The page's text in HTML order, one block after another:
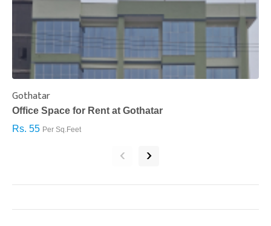
Gothatar
Office Space for Rent at Gothatar
Rs. 55 Per Sq.Feet
‹ ›